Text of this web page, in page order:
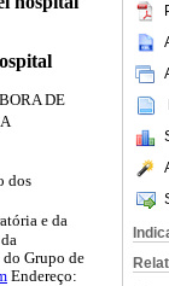
DE
dos
e da
do Grupo de
Endereço: